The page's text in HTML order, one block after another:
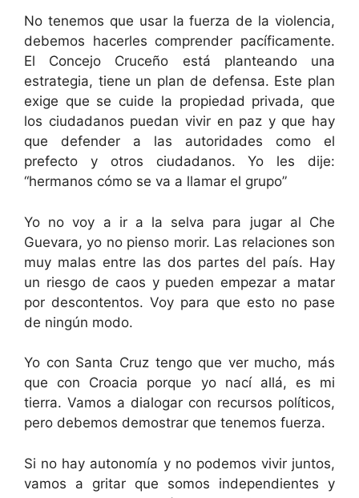
No tenemos que usar la fuerza de la violencia,
debemos hacerles comprender pacíficamente.
El Concejo Cruceño está planteando una
estrategia, tiene un plan de defensa. Este plan
exige que se cuide la propiedad privada, que
los ciudadanos puedan vivir en paz y que hay
que defender a las autoridades como el
prefecto y otros ciudadanos. Yo les dije:
“hermanos cómo se va a llamar el grupo”
Yo no voy a ir a la selva para jugar al Che
Guevara, yo no pienso morir. Las relaciones son
muy malas entre las dos partes del país. Hay
un riesgo de caos y pueden empezar a matar
por descontentos. Voy para que esto no pase
de ningún modo.
Yo con Santa Cruz tengo que ver mucho, más
que con Croacia porque yo nací allá, es mi
tierra. Vamos a dialogar con recursos políticos,
pero debemos demostrar que tenemos fuerza.
Si no hay autonomía y no podemos vivir juntos,
vamos a gritar que somos independientes y